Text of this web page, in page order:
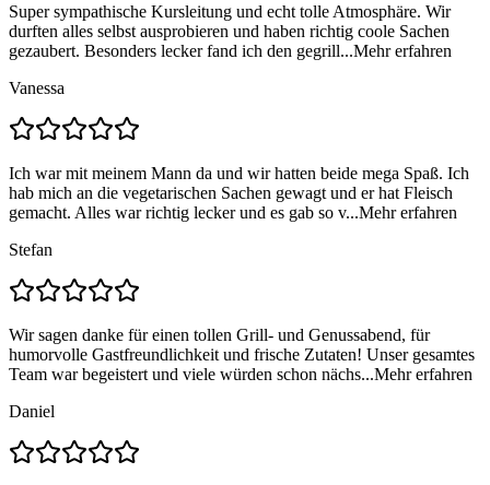
Super sympathische Kursleitung und echt tolle Atmosphäre. Wir
durften alles selbst ausprobieren und haben richtig coole Sachen
gezaubert. Besonders lecker fand ich den gegrill...Mehr erfahren
Vanessa
Ich war mit meinem Mann da und wir hatten beide mega Spaß. Ich
hab mich an die vegetarischen Sachen gewagt und er hat Fleisch
gemacht. Alles war richtig lecker und es gab so v...Mehr erfahren
Stefan
Wir sagen danke für einen tollen Grill- und Genussabend, für
humorvolle Gastfreundlichkeit und frische Zutaten! Unser gesamtes
Team war begeistert und viele würden schon nächs...Mehr erfahren
Daniel